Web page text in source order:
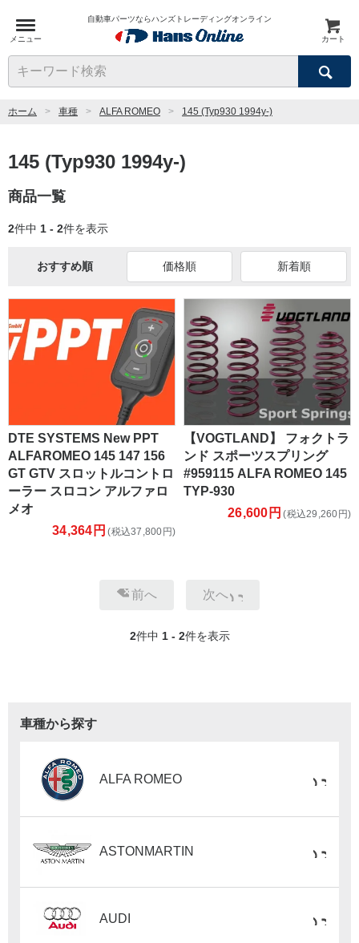
メニュー
自動車パーツならハンズトレーディングオンライン
カート
キーワード検索 検索
ホーム 車種 ALFA ROMEO 145 (Typ930 1994y-)
145 (Typ930 1994y-)
商品一覧
2件中 1 - 2件を表示
おすすめ順 価格順 新着順
DTE SYSTEMS New PPT
ALFAROMEO 145 147 156
GT GTV スロットルコントロ
ーラー スロコン アルファロ
メオ
34,364円 (税込37,800円)
【VOGTLAND】 フォクトラ
ンド スポーツスプリング
#959115 ALFA ROMEO 145
TYP-930
26,600円 (税込29,260円)
前へ 次へ
2件中 1 - 2件を表示
車種から探す
ALFA ROMEO
ASTONMARTIN
AUDI